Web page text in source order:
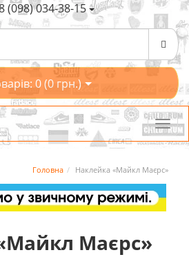
(098) 034-38-15
0 (0 грн.)
Головна Наклейка «Майкл Маєрс»
Маєрс»